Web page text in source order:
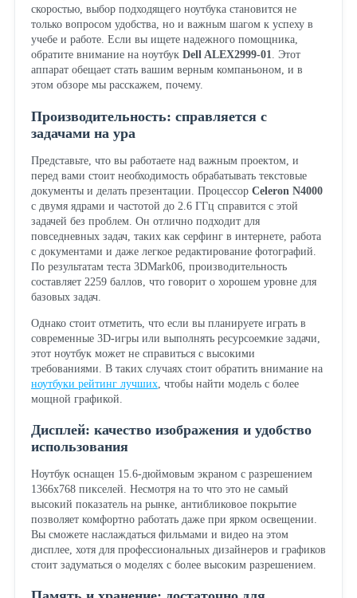
скоростью, выбор подходящего ноутбука становится не
только вопросом удобства, но и важным шагом к успеху в
учебе и работе. Если вы ищете надежного помощника,
обратите внимание на ноутбук Dell ALEX2999-01. Этот
аппарат обещает стать вашим верным компаньоном, и в
этом обзоре мы расскажем, почему.
Производительность: справляется с
задачами на ура
Представьте, что вы работаете над важным проектом, и
перед вами стоит необходимость обрабатывать текстовые
документы и делать презентации. Процессор Celeron N4000
с двумя ядрами и частотой до 2.6 ГГц справится с этой
задачей без проблем. Он отлично подходит для
повседневных задач, таких как серфинг в интернете, работа
с документами и даже легкое редактирование фотографий.
По результатам теста 3DMark06, производительность
составляет 2259 баллов, что говорит о хорошем уровне для
базовых задач.
Однако стоит отметить, что если вы планируете играть в
современные 3D-игры или выполнять ресурсоемкие задачи,
этот ноутбук может не справиться с высокими
требованиями. В таких случаях стоит обратить внимание на
ноутбуки рейтинг лучших, чтобы найти модель с более
мощной графикой.
Дисплей: качество изображения и удобство
использования
Ноутбук оснащен 15.6-дюймовым экраном с разрешением
1366x768 пикселей. Несмотря на то что это не самый
высокий показатель на рынке, антибликовое покрытие
позволяет комфортно работать даже при ярком освещении.
Вы сможете наслаждаться фильмами и видео на этом
дисплее, хотя для профессиональных дизайнеров и графиков
стоит задуматься о моделях с более высоким разрешением.